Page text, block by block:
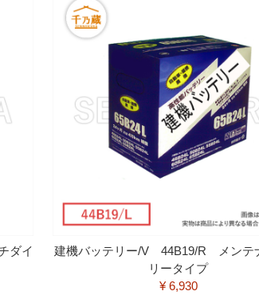
ダイ
建機バッテリー/V 44B19/R メンテ
リータイプ
¥ 6,930